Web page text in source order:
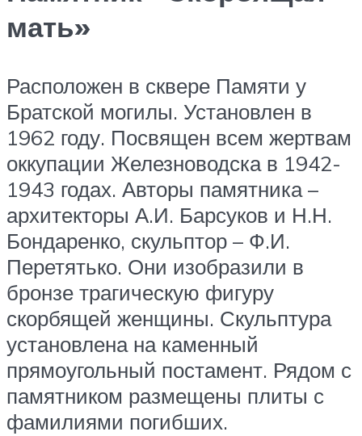
мать»
Расположен в сквере Памяти у
Братской могилы. Установлен в
1962 году. Посвящен всем жертвам
оккупации Железноводска в 1942-
1943 годах. Авторы памятника –
архитекторы А.И. Барсуков и Н.Н.
Бондаренко, скульптор – Ф.И.
Перетятько. Они изобразили в
бронзе трагическую фигуру
скорбящей женщины. Скульптура
установлена на каменный
прямоугольный постамент. Рядом с
памятником размещены плиты с
фамилиями погибших.